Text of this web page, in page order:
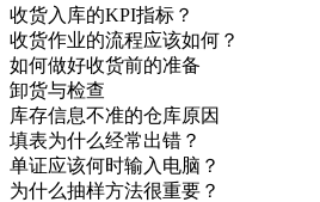
收货入库的KPI指标？
收货作业的流程应该如何？
如何做好收货前的准备
卸货与检查
库存信息不准的仓库原因
填表为什么经常出错？
单证应该何时输入电脑？
为什么抽样方法很重要？